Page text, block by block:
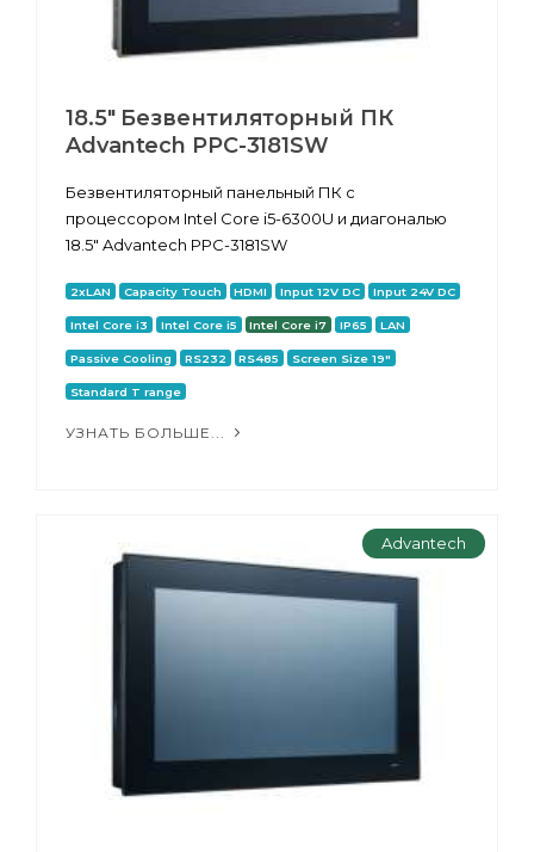
18.5" Безвентиляторный ПК
Advantech PPC-3181SW
Безвентиляторный панельный ПК с
процессором Intel Core i5-6300U и диагональю
18.5" Advantech PPC-3181SW
2xLAN Capacity Touch HDMI Input 12V DC Input 24V DC
Intel Core i3 Intel Core i5 Intel Core i7 IP65 LAN
Passive Cooling RS232 RS485 Screen Size 19"
Standard T range
УЗНАТЬ БОЛЬШЕ...
Advantech